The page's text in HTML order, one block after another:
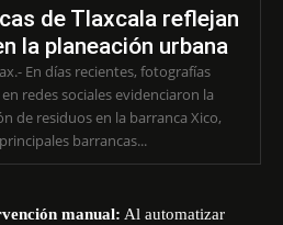
de Tlaxcala reflejan
la planeación urbana
En días recientes, fotografías
redes sociales evidenciaron la
de residuos en la barranca Xico,
barrancas...
manual: Al automatizar